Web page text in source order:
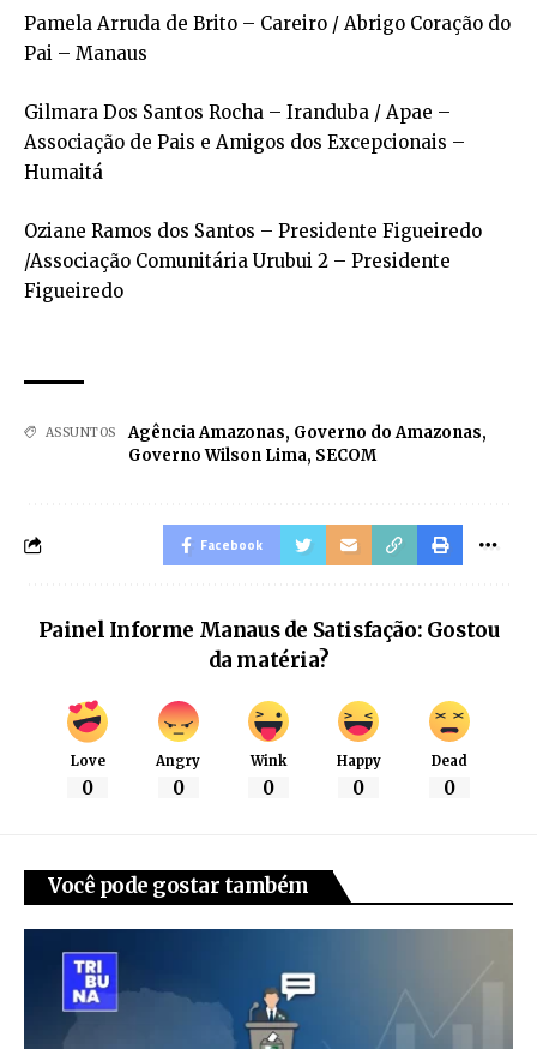
Pamela Arruda de Brito – Careiro / Abrigo Coração do
Pai – Manaus
Gilmara Dos Santos Rocha – Iranduba / Apae –
Associação de Pais e Amigos dos Excepcionais –
Humaitá
Oziane Ramos dos Santos – Presidente Figueiredo
/Associação Comunitária Urubui 2 – Presidente
Figueiredo
ASSUNTOS Agência Amazonas, Governo do Amazonas,
Governo Wilson Lima, SECOM
Facebook
Painel Informe Manaus de Satisfação: Gostou
da matéria?
Love
0
Angry
0
Wink
0
Happy
0
Dead
0
Você pode gostar também